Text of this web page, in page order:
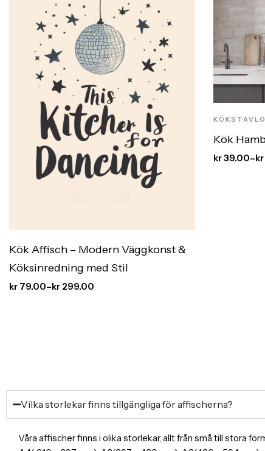
Kök Affisch – Modern Väggkonst &
Köksinredning med Stil
kr 79.00–kr 299.00
Kök
kr39.00–kr
Vilka storlekar finns tillgängliga för affischerna?
Våra affischer finns i olika storlekar, allt från små till stora